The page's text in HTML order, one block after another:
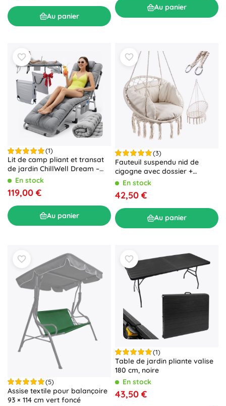
Au panier
Au panier
(1)
Lit de camp pliant et transat
de jardin ChillWell Dream –
grisEn stock
119,00 €
Au panier
(3)
Fauteuil suspendu nid de
cigogne avec dossier +
coussins – Écru
En stock
42,50 €
Au panier
(5)
Assise textile pour balançoire
93 × 114 cm vert foncé
(1)
Table de jardin pliante valise
180 cm, noire
En stock
43,50 €